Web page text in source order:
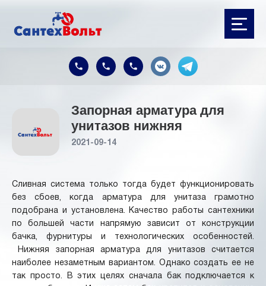
Запорная арматура для
унитазов нижняя
2021-09-14
Сливная система только тогда будет функционировать
без сбоев, когда арматура для унитаза грамотно
подобрана и установлена. Качество работы сантехники
по большей части напрямую зависит от конструкции
бачка, фурнитуры и технологических особенностей.
Нижняя запорная арматура для унитазов считается
наиболее незаметным вариантом. Однако создать ее не
так просто. В этих целях сначала бак подключается к